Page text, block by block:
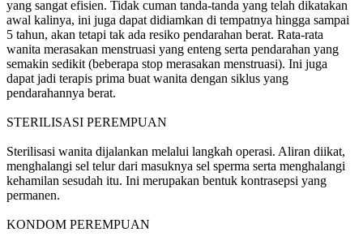
yang sangat efisien. Tidak cuman tanda-tanda yang telah dikatakan
awal kalinya, ini juga dapat didiamkan di tempatnya hingga sampai
5 tahun, akan tetapi tak ada resiko pendarahan berat. Rata-rata
wanita merasakan menstruasi yang enteng serta pendarahan yang
semakin sedikit (beberapa stop merasakan menstruasi). Ini juga
dapat jadi terapis prima buat wanita dengan siklus yang
pendarahannya berat.
STERILISASI PEREMPUAN
Sterilisasi wanita dijalankan melalui langkah operasi. Aliran diikat,
menghalangi sel telur dari masuknya sel sperma serta menghalangi
kehamilan sesudah itu. Ini merupakan bentuk kontrasepsi yang
permanen.
KONDOM PEREMPUAN